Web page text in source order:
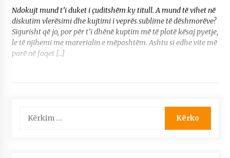
Ndokujt mund t’i duket i çuditshëm ky titull. A mund të vihet në
diskutim vlerësimi dhe kujtimi i veprës sublime të dëshmorëve?
Sigurisht që jo, por për t’i dhënë kuptim më të plotë kësaj pyetje,
le të njihemi me marerialin e mëposhtëm. Ashtu si edhe vite më
parë në faqet […]
për: